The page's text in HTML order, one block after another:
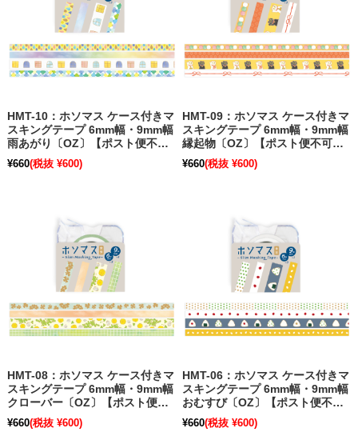
HMT-10：ホソマス ケース付きマ
スキングテープ 6mm幅・9mm幅
雨あがり〔OZ〕【ポスト便不
可】【旧パッケージ】
¥660(税抜 ¥600)
HMT-09：ホソマス ケース付きマ
スキングテープ 6mm幅・9mm幅
縁起物〔OZ〕【ポスト便不可】
【旧パッケージ】
¥660(税抜 ¥600)
HMT-08：ホソマス ケース付きマ
スキングテープ 6mm幅・9mm幅
クローバー〔OZ〕【ポスト便不
可】【旧パッケージ】
¥660(税抜 ¥600)
HMT-06：ホソマス ケース付きマ
スキングテープ 6mm幅・9mm幅
おむすび〔OZ〕【ポスト便不
可】【旧パッケージ】
¥660(税抜 ¥600)